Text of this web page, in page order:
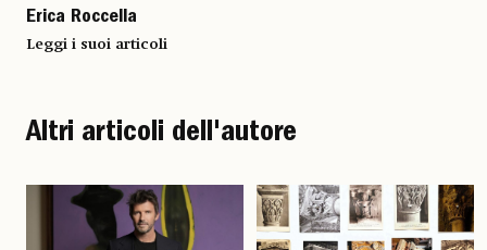
Erica Roccella
Leggi i suoi articoli
Altri articoli dell'autore